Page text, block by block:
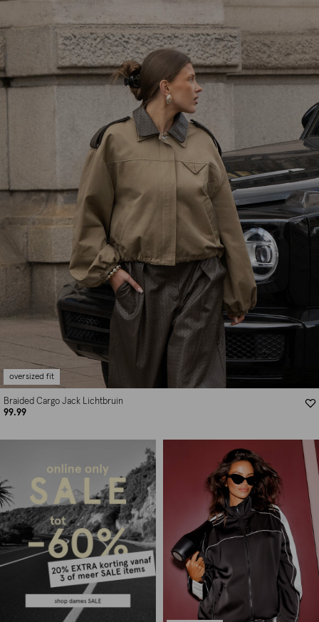
oversized fit
Braided Cargo Jack Lichtbruin
99.99